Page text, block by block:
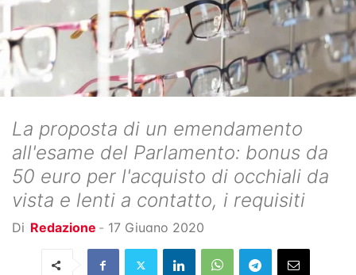
La proposta di un emendamento
all'esame del Parlamento: bonus da
50 euro per l'acquisto di occhiali da
vista e lenti a contatto, i requisiti
Di Redazione - 17 Giugno 2020